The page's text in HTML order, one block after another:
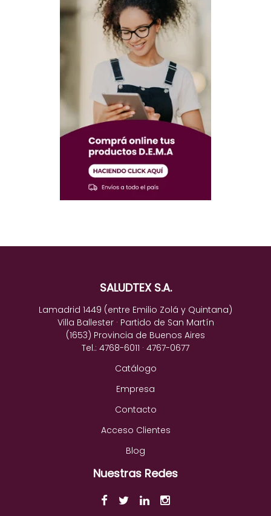
SALUDTEX S.A.
Lamadrid 1449 (entre Emilio Zolá y Quintana)
Villa Ballester · Partido de San Martín
(1653) Provincia de Buenos Aires
Tel.: 4768-6011 · 4767-0677
Catálogo
Empresa
Contacto
Acceso Clientes
Blog
Nuestras Redes